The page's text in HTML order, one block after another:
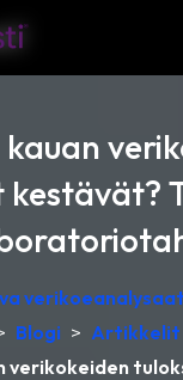
kauan
kestävät?
Blogi > Artikkelit
verikokeiden